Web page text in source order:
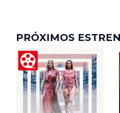
PRÓXIMOS